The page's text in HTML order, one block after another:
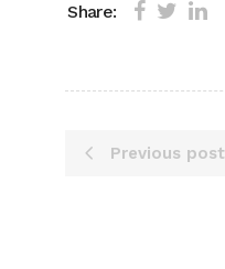
Share:
Previous post